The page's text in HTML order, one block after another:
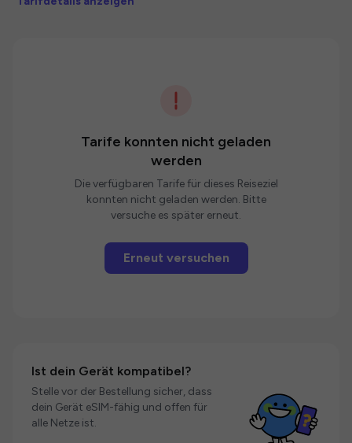
Tarife konnten nicht geladen
werden
Die verfügbaren Tarife für dieses Reiseziel
konnten nicht geladen werden. Bitte
versuche es später erneut.
Erneut versuchen
Ist dein Gerät kompatibel?
Stelle vor der Bestellung sicher, dass
dein Gerät eSIM-fähig und offen für
alle Netze ist.